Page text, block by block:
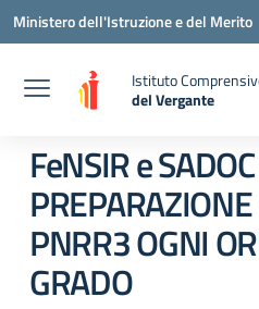
Vai ai contenuti
Vai al menu di navigazione
Vai al footer
Ministero dell'Istruzione e del Merito
Istituto
del Vergante
— Visita la pagina
FeNSIR e
PNRR3 OGNI
GRADO